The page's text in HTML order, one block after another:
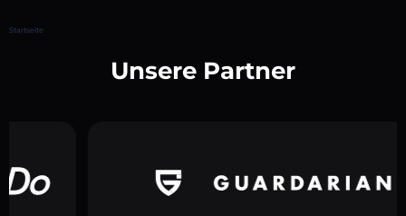
Startseite
Unsere Partner